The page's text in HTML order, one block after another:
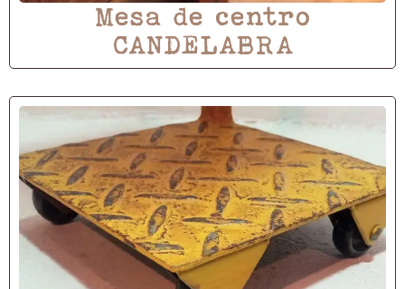
Mesa de centro
CANDELABRA